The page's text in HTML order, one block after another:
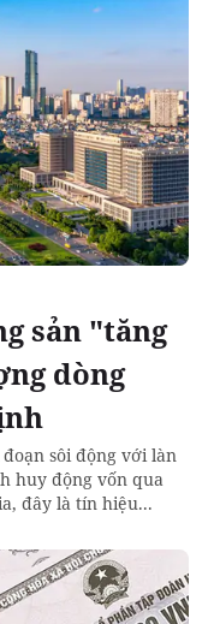
sản "tăng
dòng
sôi động với làn
huy động vốn qua
đây là tín hiệu...